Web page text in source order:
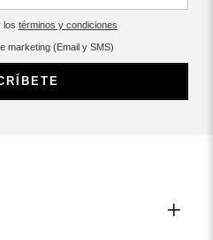
los términos y condiciones
marketing (Email y SMS)